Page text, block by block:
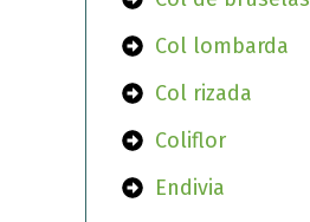
Col lombarda
Col rizada
Coliflor
Endivia